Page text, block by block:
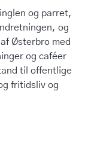
og parret,
og
Østerbro med
og caféer
til offentlige
fritidsliv og